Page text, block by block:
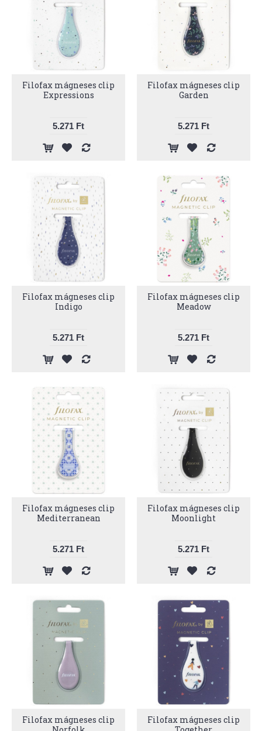
Filofax mágneses clip
Expressions
5.271 Ft
Filofax mágneses clip
Garden
5.271 Ft
Filofax mágneses clip
Indigo
5.271 Ft
Filofax mágneses clip
Meadow
5.271 Ft
Filofax mágneses clip
Mediterranean
5.271 Ft
Filofax mágneses clip
Moonlight
5.271 Ft
Filofax mágneses clip
Filofax mágneses clip